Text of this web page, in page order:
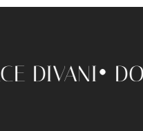
DOLCE DIVANI •